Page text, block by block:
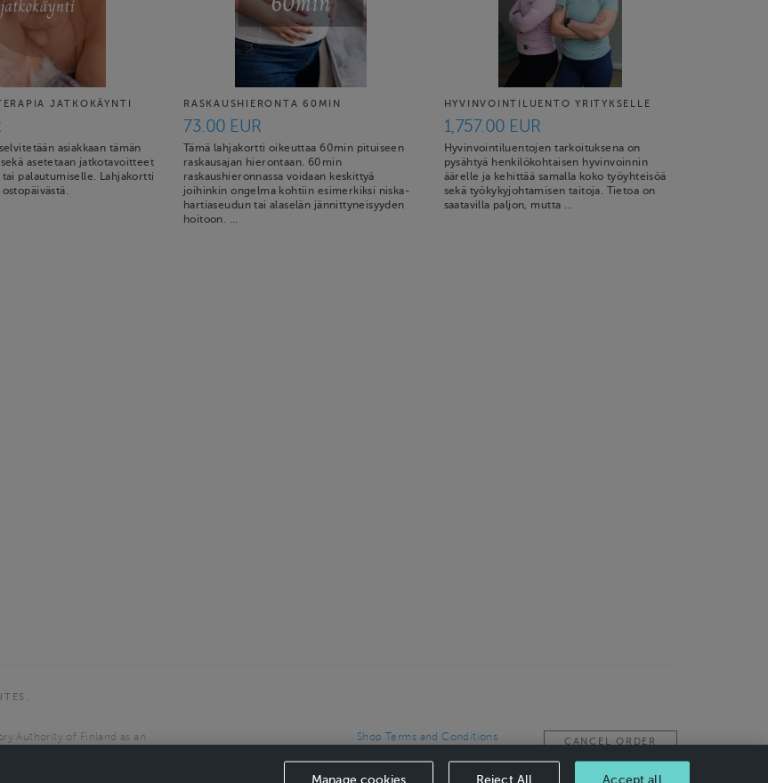
JATKOKÄYNTI
asiakkaan tämän
asetetaan jatkotavoitteet
palautumiselle. Lahjakortti
RASKAUSHIERONTA 60MIN
73.00 EUR
Tämä lahjakortti oikeuttaa 60min pituiseen
raskausajan hierontaan. 60min
raskaushieronnassa voidaan keskittyä
joihinkin ongelma kohtiin esimerkiksi niska-
hartiaseudun tai alaselän jännittyneisyyden
hoitoon. …
HYVINVOINTILUENTO YRITYKSELLE
1,757.00 EUR
Hyvinvointiluentojen tarkoituksena on
pysähtyä henkilökohtaisen hyvinvoinnin
äärelle ja kehittää samalla koko työyhteisöä
sekä työkykyjohtamisen taitoja. Tietoa on
saatavilla paljon, mutta …
Authority of Finland as an
Shop Terms and Conditions CANCEL ORDER
Manage cookies Reject All Accept all